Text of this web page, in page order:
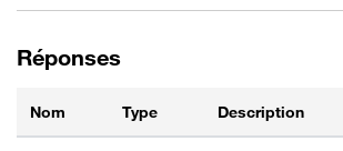
Réponses
Nom Type Description